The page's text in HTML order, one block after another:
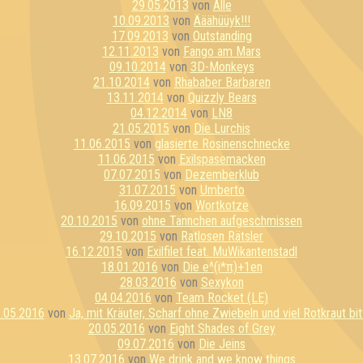
29.05.2013 von Alle
10.09.2013 von Ääähüüyk!!!
17.09.2013 von Outstanding
12.11.2013 von Fango am Mars
09.10.2014von 3D-Monkeys
21.10.2014von Rhababer Barbaren
13.11.2014von Quizzly Bears
04.12.2014 von LN8
21.05.2015 von Die Lurchis
11.06.2015 von glasierte Rosinenschnecke
11.06.2015 von Exilspasemacken
07.07.2015 von Dezemberklub
31.07.2015 von Umberto
16.09.2015 von Wortkotze
20.10.2015 von ohne Tännchen aufgeschmissen
29.10.2015 von Ratlosen Rätsler
16.12.2015 von Exilfilet feat. MuWikantenstadl
18.01.2016 von Die e^(i*π)+1en
28.03.2016 von Sexykon
04.04.2016 von Team Rocket (LE)
von Ja, mit Kräuter, Scharf ohne Zwiebeln und viel Rotkraut
20.05.2016 von Eight Shades of Grey
09.07.2016 von Die Jeins
13.07.2016 von We drink and we know things